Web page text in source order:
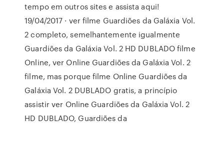
tempo em outros sites e assista aqui!
19/04/2017 · ver filme Guardiões da Galáxia Vol.
2 completo, semelhantemente igualmente
Guardiões da Galáxia Vol. 2 HD DUBLADO filme
Online, ver Online Guardiões da Galáxia Vol. 2
filme, mas porque filme Online Guardiões da
Galáxia Vol. 2 DUBLADO gratis, a princípio
assistir ver Online Guardiões da Galáxia Vol. 2
HD DUBLADO, Guardiões da